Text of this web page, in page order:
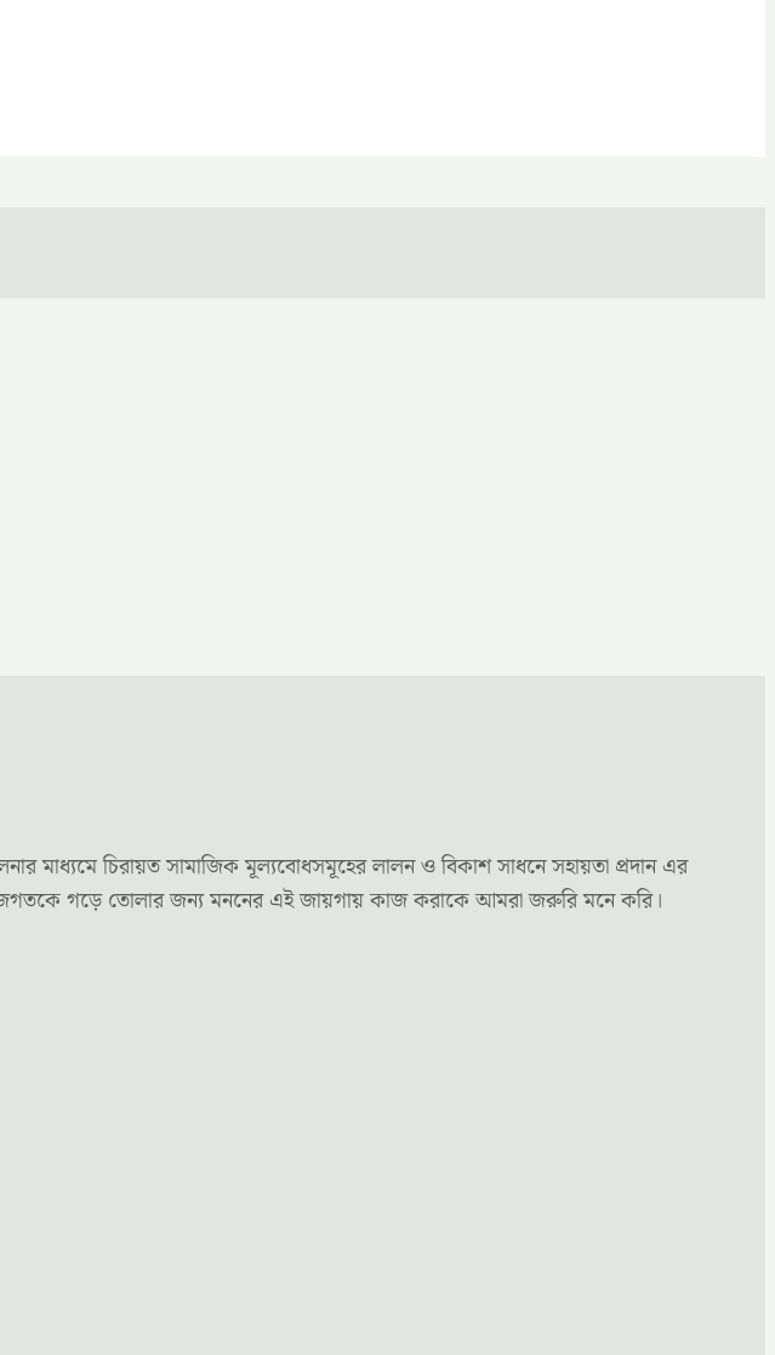
মাধ্যমে চিরায়ত সামাজিক মূল্যবোধসমূহের লালন ও বিকাশ সাধনে সহায়তা প্রদান এর
জগতকে গড়ে তোলার জন্য মননের এই জায়গায় কাজ করাকে আমরা জরুরি মনে করি।